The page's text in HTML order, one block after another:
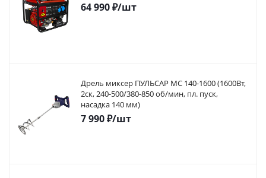
64 990₽/шт
Дрель миксер ПУЛЬСАР МС 140-1600 (1600Вт,
2ск, 240-500/380-850 об/мин, пл. пуск,
насадка 140 мм)
7 990₽/шт